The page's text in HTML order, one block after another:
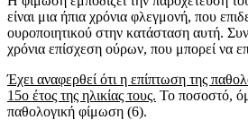
είναι μια ήπια χρόνια φλεγμονή, που
ουροποιητικού στην κατάσταση αυ­τή.
χρόνια επίσχεση ού­ρων, που μπορεί να
Έχει αναφερθεί ότι η επίπτωση της
15ο έτος της ηλικίας τους. Το ποσο­στό,
παθολογική φίμωση (6).